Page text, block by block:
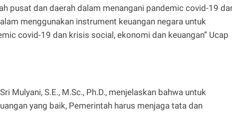
pusat dan daerah dalam menangani pandemic covid-19
menggunakan instrument keuangan negara untuk
covid-19 dan krisis social, ekonomi dan keuangan” Ucap
Mulyani, S.E., M.Sc., Ph.D., menjelaskan bahwa untuk
yang baik, Pemerintah harus menjaga tata dan